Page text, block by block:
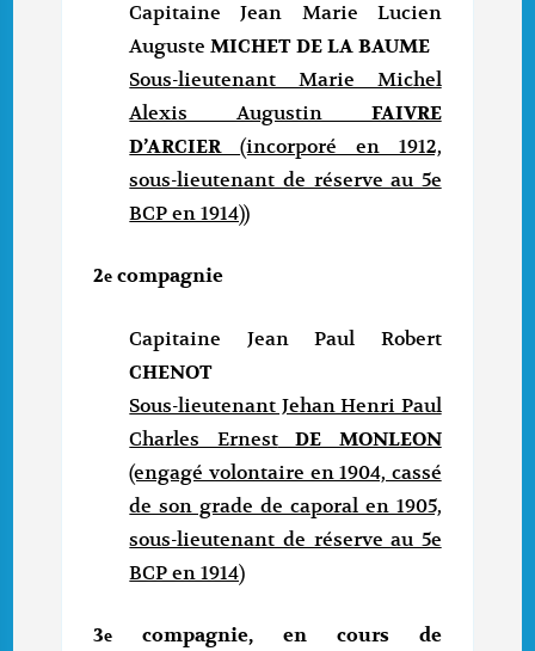
Capitaine Jean Marie Lucien
AugusteMICHET DE LA BAUME
Sous-lieutenant Marie Michel
Alexis Augustin FAIVRE
D’ARCIER(incorporé en 1912,
sous-lieutenant de réserve au 5e
BCP en 1914))
2e compagnie
Capitaine Jean Paul Robert
CHENOT
Sous-lieutenant Jehan Henri Paul
Charles ErnestDE MONLEON
(engagé volontaire en 1904, cassé
de son grade de caporal en 1905,
sous-lieutenant de réserve au 5e
BCP en 1914)
3e
compagnie, en cours de